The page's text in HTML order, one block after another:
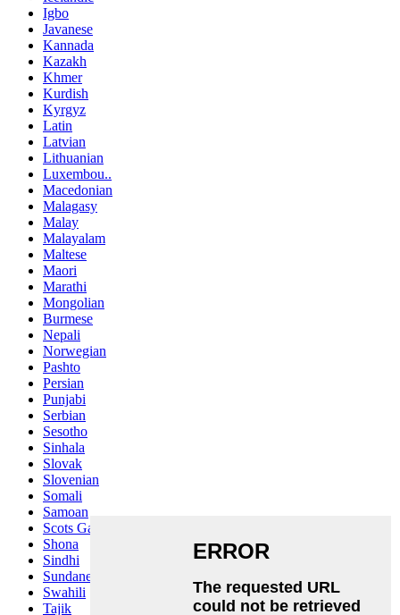
Igbo
Javanese
Kannada
Kazakh
Khmer
Kurdish
Kyrgyz
Latin
Latvian
Lithuanian
Luxembou..
Macedonian
Malagasy
Malay
Malayalam
Maltese
Maori
Marathi
Mongolian
Burmese
Nepali
Norwegian
Pashto
Persian
Punjabi
Serbian
Sesotho
Sinhala
Slovak
Slovenian
Somali
Samoan
Scots Gaelic
Shona
Sindhi
Sundanese
Swahili
Tajik